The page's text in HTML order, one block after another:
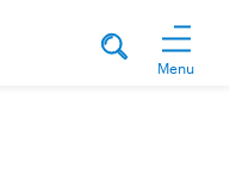
Menu